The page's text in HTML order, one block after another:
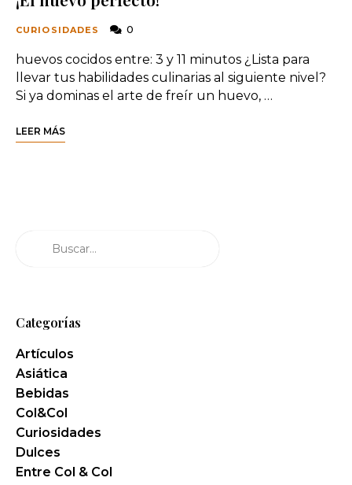
CURIOSIDADES 0
huevos cocidos entre: 3 y 11 minutos ¿Lista para
llevar tus habilidades culinarias al siguiente nivel?
Si ya dominas el arte de freír un huevo, …
LEER MÁS
Categorías
Artículos
Asiática
Bebidas
Col&Col
Curiosidades
Dulces
Entre Col & Col